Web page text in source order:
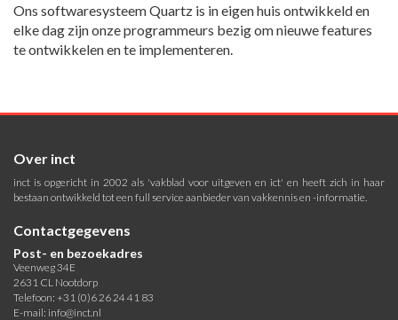
Ons softwaresysteem Quartz is in eigen huis ontwikkeld en
elke dag zijn onze programmeurs bezig om nieuwe features
te ontwikkelen en te implementeren.
Over inct
inct is opgericht in 2002 als 'vakblad voor uitgeven en ict' en heeft zich in haar
bestaan ontwikkeld tot een full service aanbieder van vakkennis en -informatie.
Contactgegevens
Post- en bezoekadres
Veenweg 34E
2631 CL Nootdorp
Telefoon: +31 (0)6 26 24 41 83
E-mail: info@inct.nl